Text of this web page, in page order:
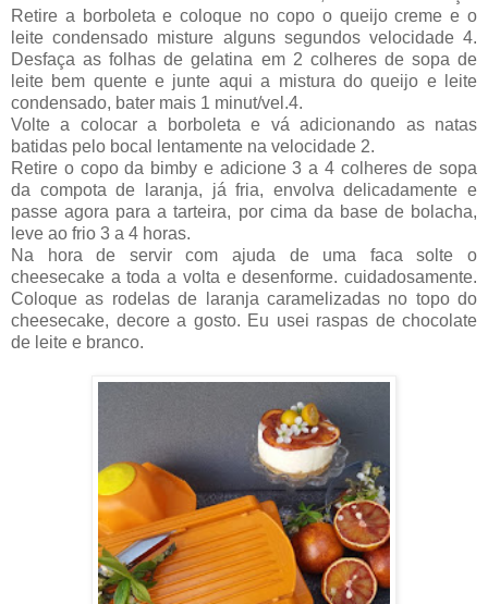
Retire a borboleta e coloque no copo o queijo creme e o
leite condensado misture alguns segundos velocidade 4.
Desfaça as folhas de gelatina em 2 colheres de sopa de
leite bem quente e junte aqui a mistura do queijo e leite
condensado, bater mais 1 minut/vel.4.
Volte a colocar a borboleta e vá adicionando as natas
batidas pelo bocal lentamente na velocidade 2.
Retire o copo da bimby e adicione 3 a 4 colheres de sopa
da compota de laranja, já fria, envolva delicadamente e
passe agora para a tarteira, por cima da base de bolacha,
leve ao frio 3 a 4 horas.
Na hora de servir com ajuda de uma faca solte o
cheesecake a toda a volta e desenforme. cuidadosamente.
Coloque as rodelas de laranja caramelizadas no topo do
cheesecake, decore a gosto. Eu usei raspas de chocolate
de leite e branco.